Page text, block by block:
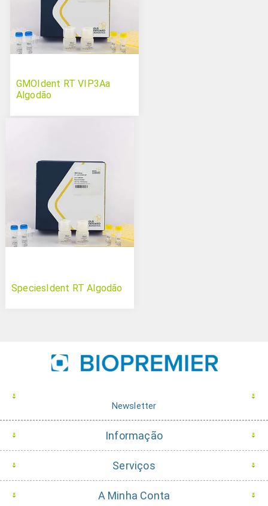
GMOIdent RT VIP3Aa
Algodão
SpeciesIdent RT Algodão
Newsletter
Informação
Serviços
A Minha Conta